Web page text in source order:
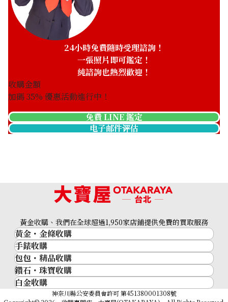
24小時免費隨時受理諮詢！
一張照片即可鑑定！
純諮詢也熱烈歡迎！
收購金額
加碼35% 優惠活動進行中！
免費 LINE 鑑定
电子邮件评估
黃金收購、我們在全球超過1,950家店鋪提供免費的買取服務
黃金・金條收購
黃金與貴金屬
金的錠
金幣
黃金過去10年
黃金飾品
手錶收購
名牌手錶
Rolex
Patek Philippe
Audemars Piguet
包包・精品收購
品牌精品
Cartier
LOUIS VUITTON
鑽石・珠寶收購
鑽石･珠寶
白金收購
神奈川縣公安委員會許可 第451380001308號